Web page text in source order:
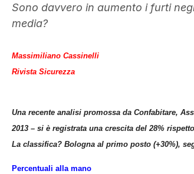
Sono davvero in aumento i furti
media?
Massimiliano Cassinelli
Rivista Sicurezza
Una recente analisi promossa da Confabitare,
2013 – si è registrata una crescita del 28%
La classifica? Bologna al primo posto (+30%),
Percentuali alla mano